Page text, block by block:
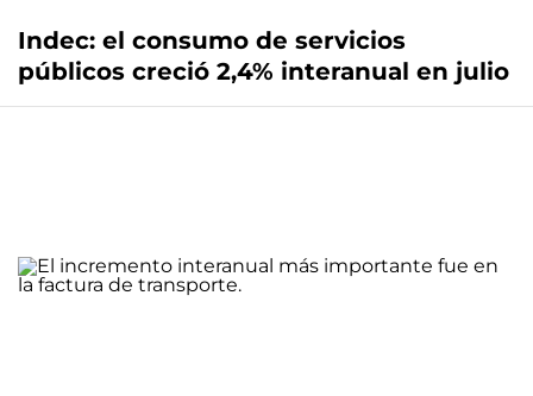
Indec: el consumo de servicios
públicos creció 2,4% interanual en julio